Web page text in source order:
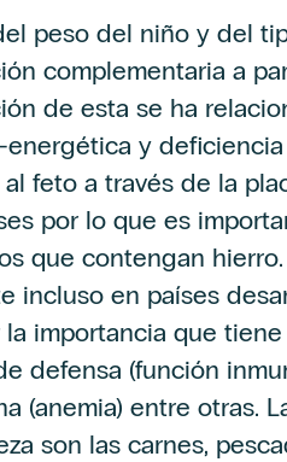
peso del niño y del
complementaria a
de esta se ha
y deficiencia
feto a través de la
por lo que es
que contengan
incluso en países
importancia que
defensa (función
(anemia) entre otras.
son las carnes,